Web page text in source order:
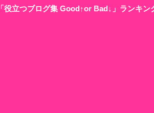
「役立つブログ集 Good↑or Bad↓」ランキ